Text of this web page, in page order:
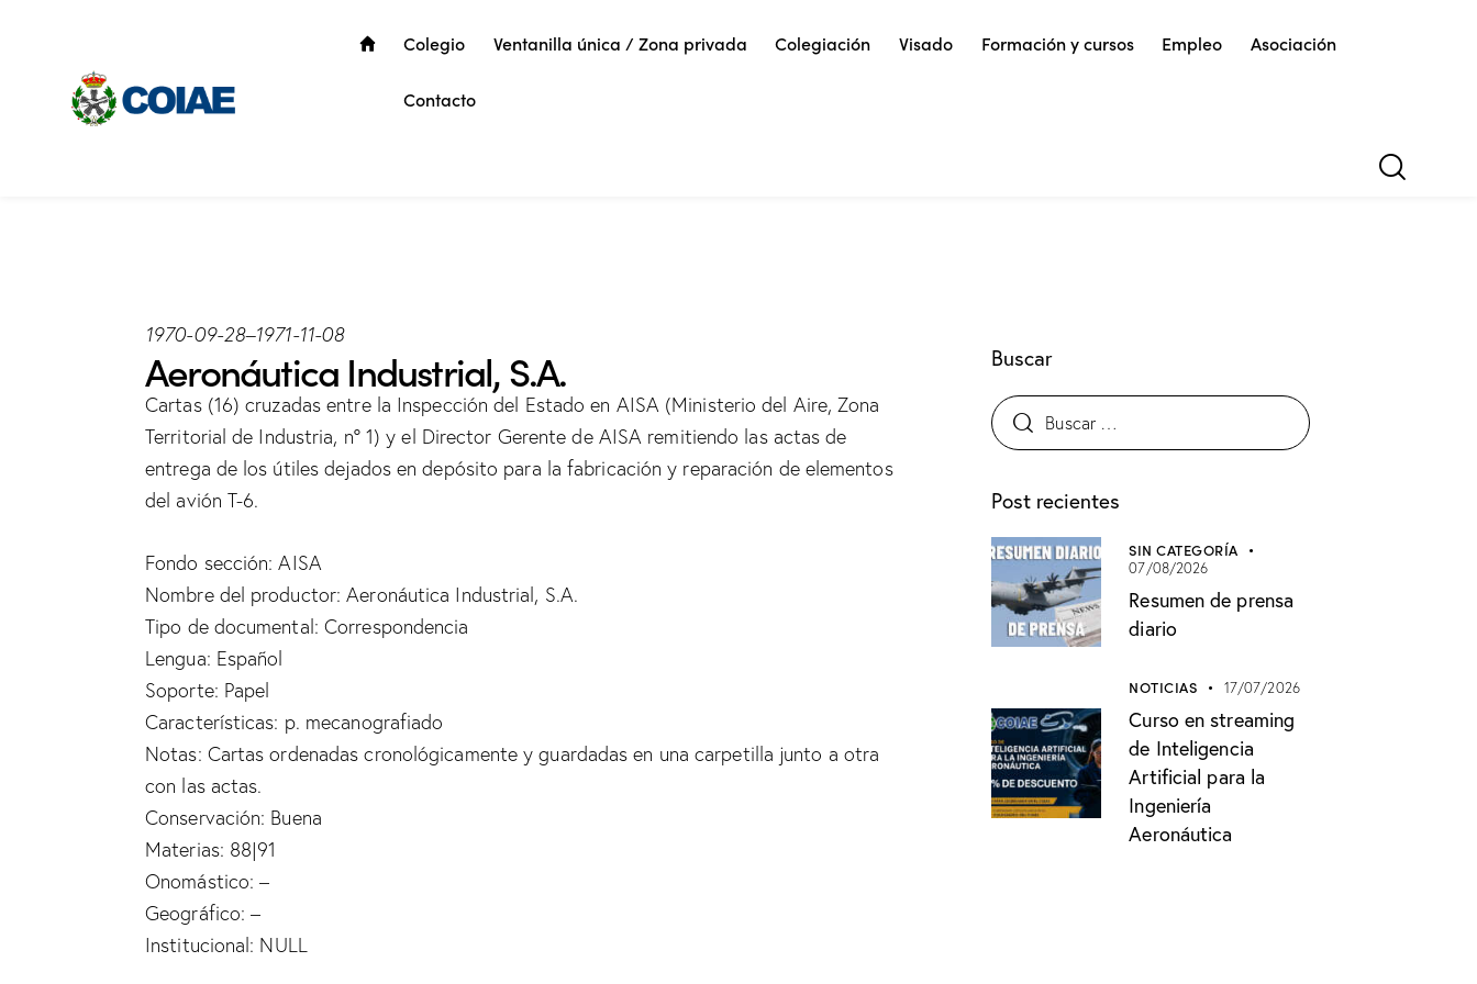
Colegio Ventanilla única / Zona privada Colegiación Visado Formación y cursos Empleo Asociación
Contacto
1970-09-28–1971-11-08
Aeronáutica Industrial, S.A.
Cartas (16) cruzadas entre la Inspección del Estado en AISA (Ministerio del Aire, Zona
Territorial de Industria, nº 1) y el Director Gerente de AISA remitiendo las actas de
entrega de los útiles dejados en depósito para la fabricación y reparación de elementos
del avión T-6.
Fondo sección: AISA
Nombre del productor: Aeronáutica Industrial, S.A.
Tipo de documental: Correspondencia
Lengua: Español
Soporte: Papel
Características: p. mecanografiado
Notas: Cartas ordenadas cronológicamente y guardadas en una carpetilla junto a otra
con las actas.
Conservación: Buena
Materias: 88|91
Onomástico: –
Geográfico: –
Institucional: NULL
Buscar
Post recientes
SIN CATEGORÍA
07/08/2026
Resumen de prensa
diario
NOTICIAS 17/07/2026
Curso en streaming
de Inteligencia
Artificial para la
Ingeniería
Aeronáutica